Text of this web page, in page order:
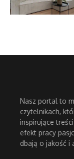
Nasz portal to
czytelnikach,
inspirujące
efekt pracy
dbają o jakość i